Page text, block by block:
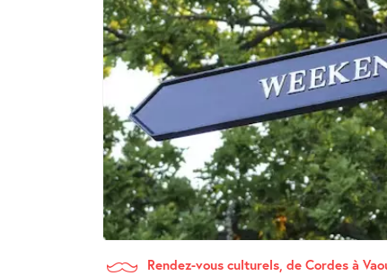
Rendez-vous culturels, de Cordes à